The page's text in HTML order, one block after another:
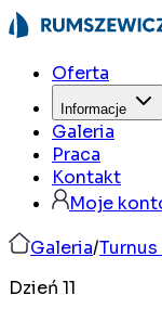
Oferta
Informacje
Galeria
Praca
Kontakt
Moje
Galeria/
Dzień 11